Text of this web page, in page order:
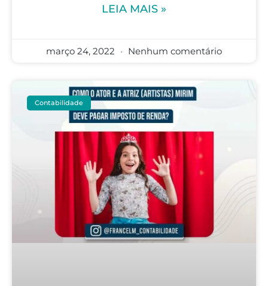
LEIA MAIS »
março 24, 2022 Nenhum comentário
Contabilidade